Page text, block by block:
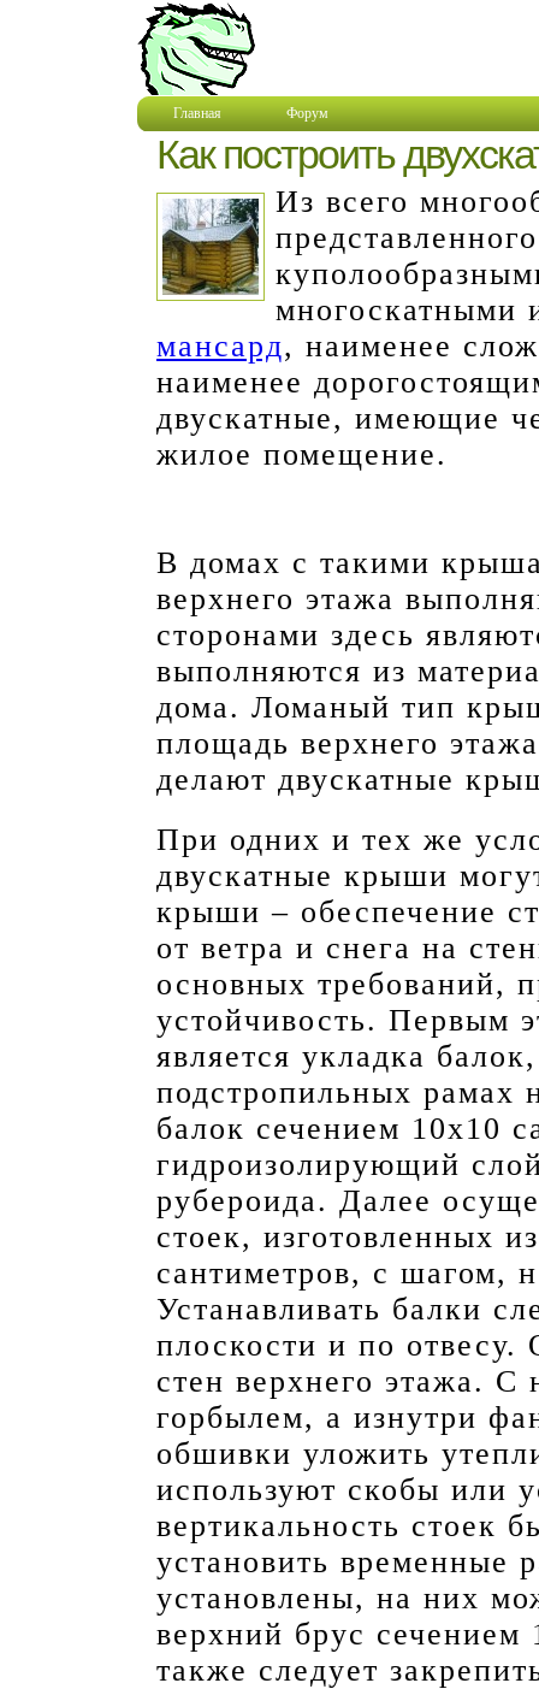
Главная Форум
Как построить
Из всего
многоскатными
мансард, наименее
наименее
двускатные, имеющие
жилое помещение.
В домах с такими
верхнего этажа
сторонами здесь
выполняются из
дома. Ломаный тип
площадь верхнего
делают двускатные
При одних и тех же
двускатные крыши
крыши – обеспечение
от ветра и снега на
основных требований,
устойчивость. Первым
является укладка
подстропильных рамах
балок сечением 10х10
гидроизолирующий
рубероида. Далее
стоек, изготовленных
сантиметров, с шагом,
Устанавливать балки
плоскости и по отвесу.
стен верхнего этажа.
горбылем, а изнутри
обшивки уложить
используют скобы или
вертикальность стоек
установить временные
установлены, на них
верхний брус сечением
также следует